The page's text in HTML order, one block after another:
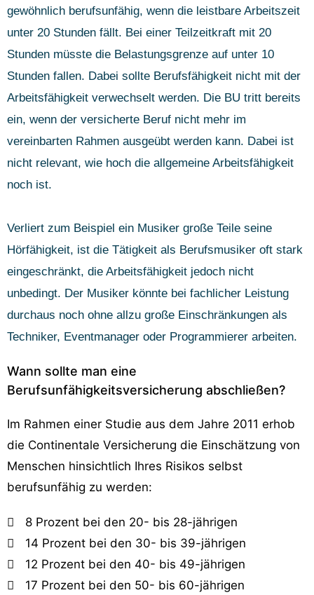
gewöhnlich berufsunfähig, wenn die leistbare Arbeitszeit
unter 20 Stunden fällt. Bei einer Teilzeitkraft mit 20
Stunden müsste die Belastungsgrenze auf unter 10
Stunden fallen. Dabei sollte Berufsfähigkeit nicht mit der
Arbeitsfähigkeit verwechselt werden. Die BU tritt bereits
ein, wenn der versicherte Beruf nicht mehr im
vereinbarten Rahmen ausgeübt werden kann. Dabei ist
nicht relevant, wie hoch die allgemeine Arbeitsfähigkeit
noch ist.
Verliert zum Beispiel ein Musiker große Teile seine
Hörfähigkeit, ist die Tätigkeit als Berufsmusiker oft stark
eingeschränkt, die Arbeitsfähigkeit jedoch nicht
unbedingt. Der Musiker könnte bei fachlicher Leistung
durchaus noch ohne allzu große Einschränkungen als
Techniker, Eventmanager oder Programmierer arbeiten.
Wann sollte man eine
Berufsunfähigkeitsversicherung abschließen?
Im Rahmen einer Studie aus dem Jahre 2011 erhob
die Continentale Versicherung die Einschätzung von
Menschen hinsichtlich Ihres Risikos selbst
berufsunfähig zu werden:
8 Prozent bei den 20- bis 28-jährigen
14 Prozent bei den 30- bis 39-jährigen
12 Prozent bei den 40- bis 49-jährigen
17 Prozent bei den 50- bis 60-jährigen